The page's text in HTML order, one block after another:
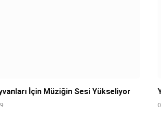
İçin Müziğin Sesi Yükseliyor